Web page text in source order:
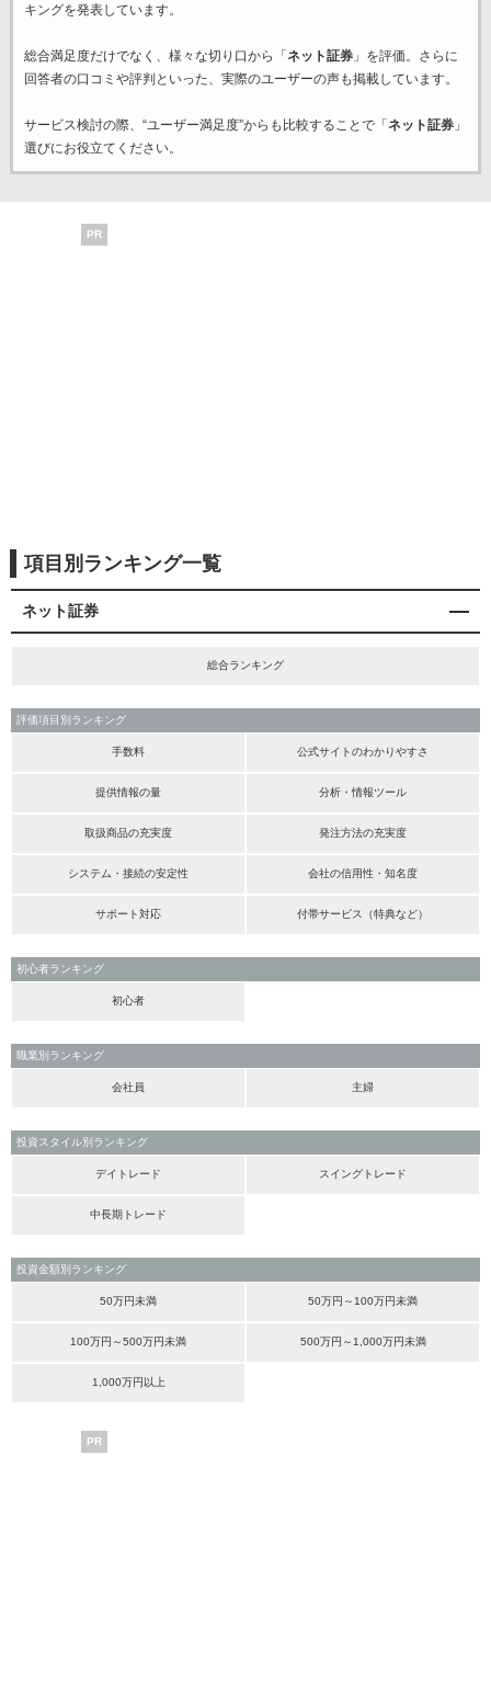
キングを発表しています。
総合満足度だけでなく、様々な切り口から「 ネット証券」を評価。さらに
回答者の口コミや評判といった、実際のユーザーの声も掲載しています。
サービス検討の際、“ユーザー満足度”からも比較することで「 ネット証券」
選びにお役立てください。
PR
項目別ランキング一覧
ネット証券
総合ランキング
評価項目別ランキング
手数料 公式サイトのわかりやすさ
提供情報の量 分析・情報ツール
取扱商品の充実度 発注方法の充実度
システム・接続の安定性 会社の信用性・知名度
サポート対応 付帯サービス（特典など）
初心者ランキング
初心者
職業別ランキング
会社員 主婦
投資スタイル別ランキング
デイトレード スイングトレード
中長期トレード
投資金額別ランキング
50万円未満 50万円～100万円未満
100万円～500万円未満 500万円～1,000万円未満
1,000万円以上
PR